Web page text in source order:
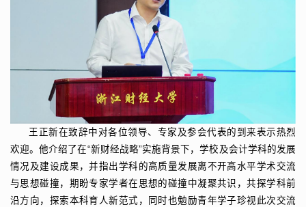
王正新在致辞中对各位领导、专家及参会代表的到来表示热烈
欢迎。他介绍了在“新财经战略”实施背景下，学校及会计学科的发展
情况及建设成果，并指出学科的高质量发展离不开高水平学术交流
与思想碰撞，期盼专家学者在思想的碰撞中凝聚共识，共探学科前
沿方向，探索本科育人新范式，同时也勉励青年学子珍视此次交流